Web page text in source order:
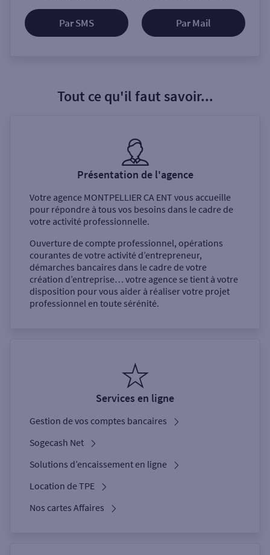
Par SMS Par Mail
Tout ce qu'il faut savoir...
Présentation de l'agence
Votre agence MONTPELLIER CA ENT vous accueille
pour répondre à tous vos besoins dans le cadre de
votre activité professionnelle.
Ouverture de compte professionnel, opérations
courantes de votre activité d’entrepreneur,
démarches bancaires dans le cadre de votre
création d’entreprise… votre agence se tient à votre
disposition pour vous aider à réaliser votre projet
professionnel en toute sérénité.
Services en ligne
Gestion de vos comptes bancaires
Sogecash Net
Solutions d’encaissement en ligne
Location de TPE
Nos cartes Affaires